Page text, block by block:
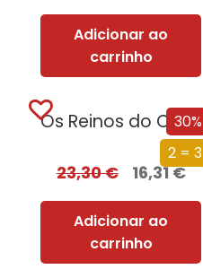
Adicionar ao
carrinho
30%
2 = 3
Os Reinos do Caos (Edição especial limitada)
23,30€ 16,31€
Adicionar ao
carrinho